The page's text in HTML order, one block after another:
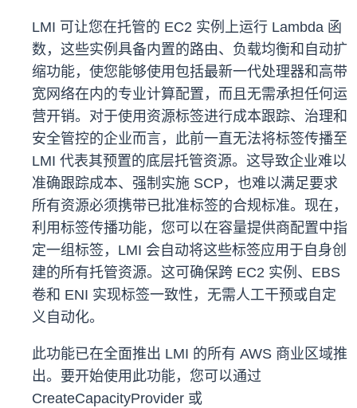
LMI 可让您在托管的 EC2 实例上运行 Lambda 函
数，这些实例具备内置的路由、负载均衡和自动扩
缩功能，使您能够使用包括最新一代处理器和高带
宽网络在内的专业计算配置，而且无需承担任何运
营开销。对于使用资源标签进行成本跟踪、治理和
安全管控的企业而言，此前一直无法将标签传播至
LMI 代表其预置的底层托管资源。这导致企业难以
准确跟踪成本、强制实施 SCP，也难以满足要求
所有资源必须携带已批准标签的合规标准。现在，
利用标签传播功能，您可以在容量提供商配置中指
定一组标签，LMI 会自动将这些标签应用于自身创
建的所有托管资源。这可确保跨 EC2 实例、EBS
卷和 ENI 实现标签一致性，无需人工干预或自定
义自动化。
此功能已在全面推出 LMI 的所有 AWS 商业区域推
出。要开始使用此功能，您可以通过
CreateCapacityProvider​ 或